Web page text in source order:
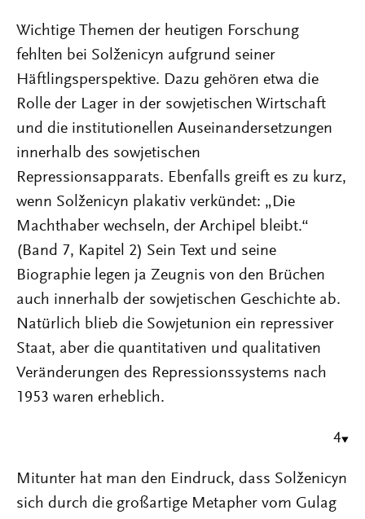
Wichtige Themen der heutigen Forschung
fehlten bei Solženicyn aufgrund seiner
Häftlingsperspektive. Dazu gehören etwa die
Rolle der Lager in der sowjetischen Wirtschaft
und die institutionellen Auseinandersetzungen
innerhalb des sowjetischen
Repressionsapparats. Ebenfalls greift es zu kurz,
wenn Solženicyn plakativ verkündet: „Die
Machthaber wechseln, der Archipel bleibt.“
(Band 7, Kapitel 2) Sein Text und seine
Biographie legen ja Zeugnis von den Brüchen
auch innerhalb der sowjetischen Geschichte ab.
Natürlich blieb die Sowjetunion ein repressiver
Staat, aber die quantitativen und qualitativen
Veränderungen des Repressionssystems nach
1953 waren erheblich.
4
Mitunter hat man den Eindruck, dass Solženicyn
sich durch die großartige Metapher vom Gulag